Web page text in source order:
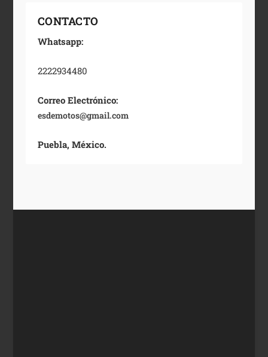
CONTACTO
Whatsapp:
2222934480
Correo Electrónico:
esdemotos@gmail.com
Puebla, México.